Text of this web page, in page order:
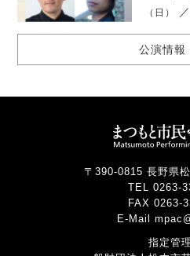
（日） ／
公演情報
〒390-0815 長野県
TEL 0263-
FAX 0263-
E-Mail
指定管